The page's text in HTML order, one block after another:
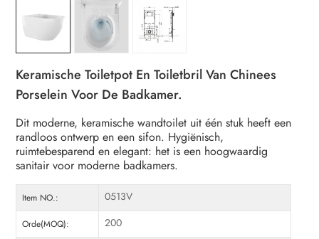
Keramische Toiletpot En Toiletbril Van Chinees
Porselein Voor De Badkamer.
Dit moderne, keramische wandtoilet uit één stuk heeft een
randloos ontwerp en een sifon. Hygiënisch,
ruimtebesparend en elegant: het is een hoogwaardig
sanitair voor moderne badkamers.
Item NO.: 0513V
Orde(MOQ): 200